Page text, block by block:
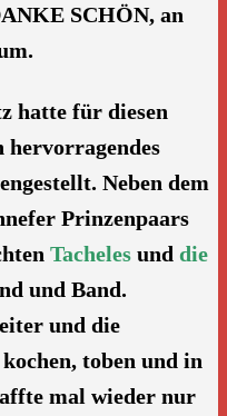
SCHÖN, an
hatte für diesen
Neben dem
Prinzenpaars
Tacheles und die
und Band.
und die
toben und in
mal wieder nur